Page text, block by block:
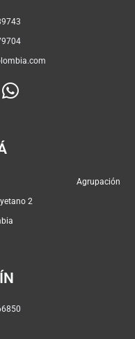
W
p
p
Agrupación
2